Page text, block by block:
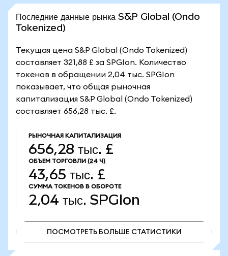
Последние данные рынка S&P Global (Ondo
Tokenized)
Текущая цена S&P Global (Ondo Tokenized)
составляет 321,88 £ за SPGIon. Количество
токенов в обращении 2,04 тыс. SPGIon
показывает, что общая рыночная
капитализация S&P Global (Ondo Tokenized)
составляет 656,28 тыс. £.
РЫНОЧНАЯ КАПИТАЛИЗАЦИЯ
656,28 тыс. £
ОБЪЕМ ТОРГОВЛИ (24 Ч)
43,65 тыс. £
СУММА ТОКЕНОВ В ОБОРОТЕ
2,04 тыс. SPGIon
ПОСМОТРЕТЬ БОЛЬШЕ СТАТИСТИКИ